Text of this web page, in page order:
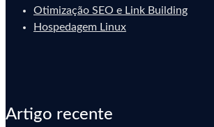
Otimização SEO e Link Building
Hospedagem Linux
Artigo recente